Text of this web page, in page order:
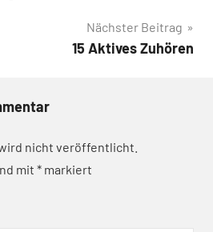
Nächster Beitrag
15 Aktives Zuhören
nicht veröffentlicht.
mit * markiert